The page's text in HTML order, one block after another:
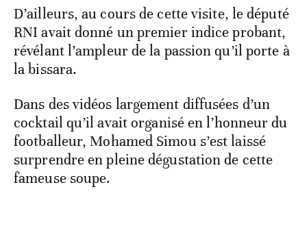
D’ailleurs, au cours de cette visite, le député
RNI avait donné un premier indice probant,
révélant l’ampleur de la passion qu’il porte à
la bissara.
Dans des vidéos largement diffusées d’un
cocktail qu’il avait organisé en l’honneur du
footballeur, Mohamed Simou s’est laissé
surprendre en pleine dégustation de cette
fameuse soupe.